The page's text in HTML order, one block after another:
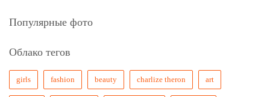
Популярные фото
Облако тегов
girls fashion beauty charlize theron art